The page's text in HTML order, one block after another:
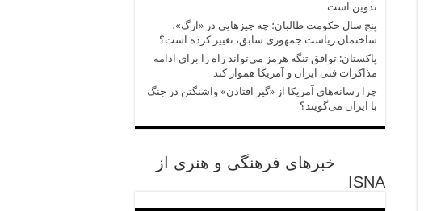
تدوین است
پنج سال حکومت طالبان؛ چه چیزهایی در «ارگ»،
ساختمان ریاست جمهوری سابق، تغییر کرده است؟
پاکستان: توافق تنگه هرمز می‌تواند راه را برای ادامه
مذاکرات فنی ایران و آمریکا هموار کند
چرا رسانه‌های آمریکا از «گیر افتادن» واشنگتن در جنگ
با ایران می‌گویند؟
خبرهای فرهنگی و هنری از
ISNA